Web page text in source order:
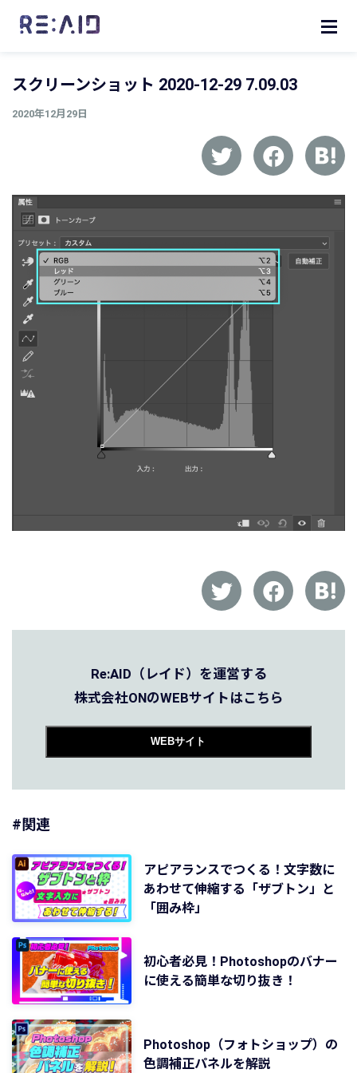
スクリーンショット 2020-12-29 7.09.03
2020年12月29日
Re:AID（レイド）を運営する
株式会社ONのWEBサイトはこちら
WEBサイト
#関連
アピアランスでつくる！文字数に
あわせて伸縮する「ザブトン」と
「囲み枠」
初心者必見！Photoshopのバナー
に使える簡単な切り抜き！
Photoshop（フォトショップ）の
色調補正パネルを解説